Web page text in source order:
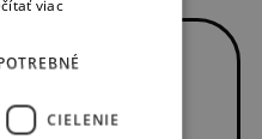
viac
CIELENIE